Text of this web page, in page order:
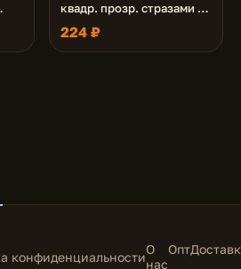
квадр. прозр. стразами с
подсветкой/фон черн./
центр.часть хром 42x95
224 ₽
конфиденциальностиО
нас
Опт